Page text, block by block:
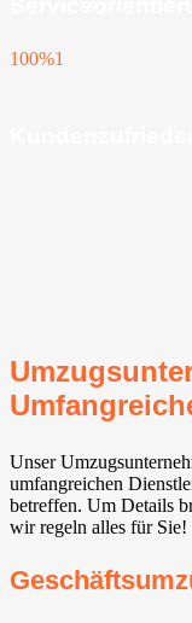
100%1
Unser
umfangreichen
betreffen. Um Details
wir regeln alles für Sie!